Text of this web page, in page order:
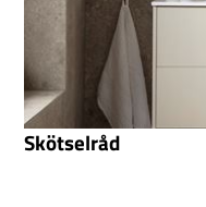
Skötselråd